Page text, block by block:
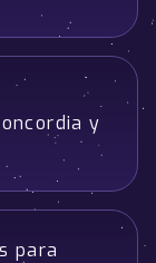
y
para